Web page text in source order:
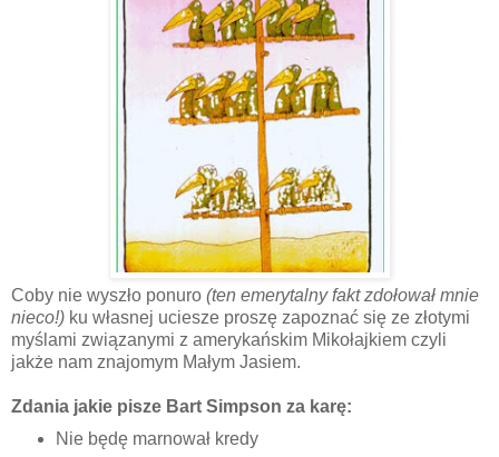
Coby nie wyszło ponuro (ten emerytalny fakt zdołował mnie
nieco!) ku własnej uciesze proszę zapoznać się ze złotymi
myślami związanymi z amerykańskim Mikołajkiem czyli
jakże nam znajomym Małym Jasiem.
Zdania jakie pisze Bart Simpson za karę:
Nie będę marnował kredy